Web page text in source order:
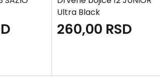
Ultra Black
260,00 RSD